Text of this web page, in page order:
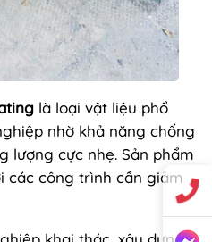
là loại vật liệu phổ
nhờ khả năng chống
lượng cực nhẹ. Sản phẩm
các công trình cần giảm